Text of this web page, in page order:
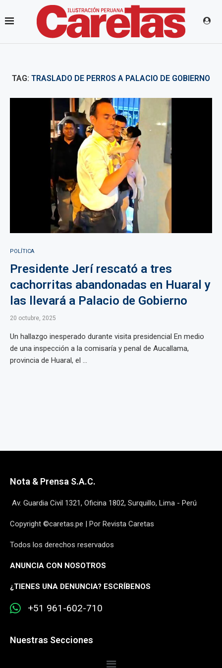
TAG: TRASLADO DE PERROS A PALACIO DE GOBIERNO
POLÍTICA
Presidente Jerí rescató a tres
cachorritas abandonadas en Huaral y
las llevará a Palacio de Gobierno
20 octubre, 2025
Un hallazgo inesperado durante visita presidencial En medio
de una inspección a la comisaría y penal de Aucallama,
provincia de Huaral, el ...
Nota & Prensa S.A.C.
Av. Guardia Civil 1321, Oficina 1802, Surquillo, Lima - Perú
Copyright ©caretas.pe | Por Revista Caretas
Todos los derechos reservados
ANUNCIA CON NOSOTROS
¿TIENES UNA DENUNCIA? ESCRÍBENOS
+51 961-602-710
Nuestras Secciones